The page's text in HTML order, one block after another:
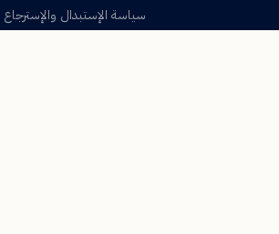
سياسة الإستبدال والإسترجاع